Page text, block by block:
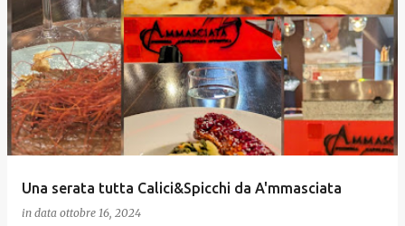
Una serata tutta Calici&Spicchi da A'mmasciata
in data ottobre 16, 2024